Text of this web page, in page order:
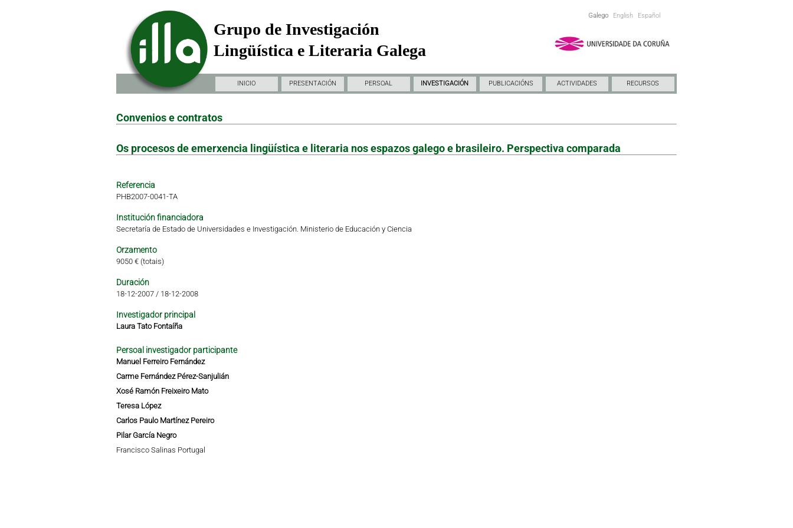
Galego English Español
Grupo de Investigación
Lingüística e Literaria Galega
INICIO PRESENTACIÓN PERSOAL INVESTIGACIÓN PUBLICACIÓNS ACTIVIDADES RECURSOS
Convenios e contratos
Os procesos de emerxencia lingüística e literaria nos espazos galego e brasileiro. Perspectiva comparada
Referencia
PHB2007-0041-TA
Institución financiadora
Secretaría de Estado de Universidades e Investigación. Ministerio de Educación y Ciencia
Orzamento
9050 € (totais)
Duración
18-12-2007 /18-12-2008
Investigador principal
Laura Tato Fontaíña
Persoal investigador participante
Manuel Ferreiro Fernández
Carme Fernández Pérez-Sanjulián
Xosé Ramón Freixeiro Mato
Teresa López
Carlos Paulo Martínez Pereiro
Pilar García Negro
Francisco Salinas Portugal